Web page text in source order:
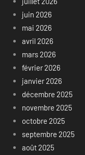
juin 2026
mai 2026
avril 2026
mars 2026
février 2026
janvier 2026
décembre 2025
novembre 2025
octobre 2025
septembre 2025
août 2025